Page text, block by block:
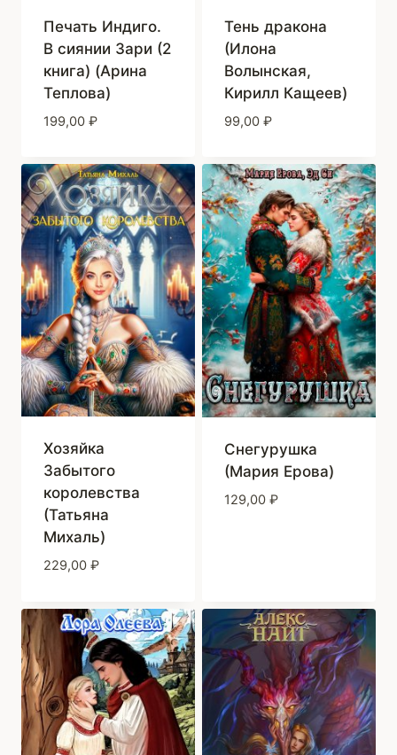
Печать Индиго.
В сиянии Зари (2
книга) (Арина
Теплова)
199,00 ₽
Тень дракона
(Илона
Волынская,
Кирилл Кащеев)
99,00 ₽
Хозяйка
Забытого
королевства
(Татьяна
Михаль)
229,00 ₽
Снегурушка
(Мария Ерова)
129,00 ₽